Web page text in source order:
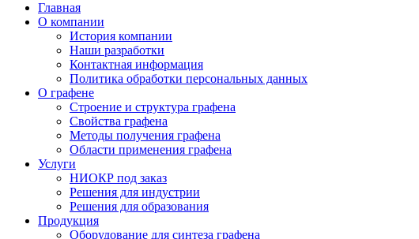
Главная
О компании
История компании
Наши разработки
Контактная информация
Политика обработки персональных данных
О графене
Строение и структура графена
Свойства графена
Методы получения графена
Области применения графена
Услуги
НИОКР под заказ
Решения для индустрии
Решения для образования
Продукция
Оборудование для синтеза графена